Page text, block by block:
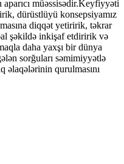
müəssisədir.Keyfiyyəti
dürüstlüyü konsepsiyamız
diqqət yetiririk, təkrar
şəkildə inkişaf etdiririk və
daha yaxşı bir dünya
sorğuları səmimiyyətlə
əlaqələrinin qurulmasını